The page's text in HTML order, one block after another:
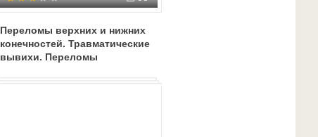
Переломы верхних и нижних
конечностей. Травматические
вывихи. Переломы